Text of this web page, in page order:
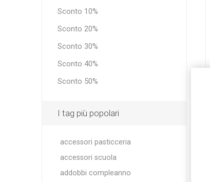
Sconto 10%
Sconto 20%
Sconto 30%
Sconto 40%
Sconto 50%
I tag più popolari
accessori pasticceria
accessori scuola
addobbi compleanno